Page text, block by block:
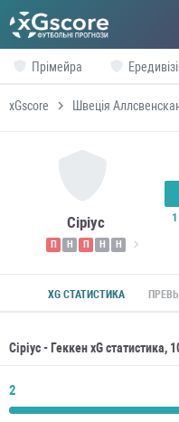
Прімейра
xGscore Швеція
Сіріус
П Н П Н Н
XG СТАТИСТИКА
Сіріус - Геккен xG статистика,
2